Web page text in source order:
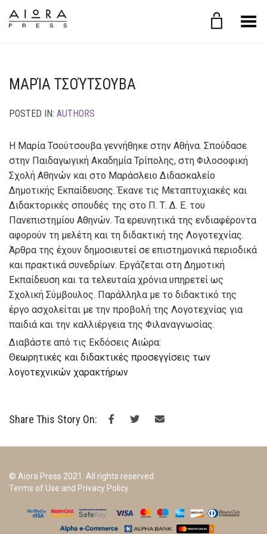
Toggle Menu
ΜΑΡΊΑ ΤΣΟΎΤΣΟΥΒΑ
POSTED IN: AUTHORS
Η Μαρία Τσούτσουβα γεννήθηκε στην Αθήνα. Σπούδασε
στην Παιδαγωγική Ακαδημία Τρίπολης, στη Φιλοσοφική
Σχολή Αθηνών και στο Μαράσλειο Διδασκαλείο
Δημοτικής Εκπαίδευσης. Έκανε τις Μεταπτυχιακές και
Διδακτορικές σπουδές της στο Π. Τ. Δ. Ε. του
Πανεπιστημίου Αθηνών. Τα ερευνητικά της ενδιαφέροντα
αφορούν τη μελέτη και τη διδακτική της Λογοτεχνίας.
Άρθρα της έχουν δημοσιευτεί σε επιστημονικά περιοδικά
και πρακτικά συνεδρίων. Εργάζεται στη Δημοτική
Εκπαίδευση και τα τελευταία χρόνια υπηρετεί ως
Σχολική Σύμβουλος. Παράλληλα με το διδακτικό της
έργο ασχολείται με την προβολή της Λογοτεχνίας για
παιδιά και την καλλιέργεια της Φιλαναγνωσίας.
Διαβάστε από τις Εκδόσεις Αιώρα:
Θεωρητικές και διδακτικές προσεγγίσεις των
λογοτεχνικών χαρακτήρων
Share This Story On:
© Aiora Press 2021. All rights reserved.
Terms of Use and Privacy Policy